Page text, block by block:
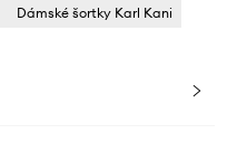
Dámské šortky Karl Kani